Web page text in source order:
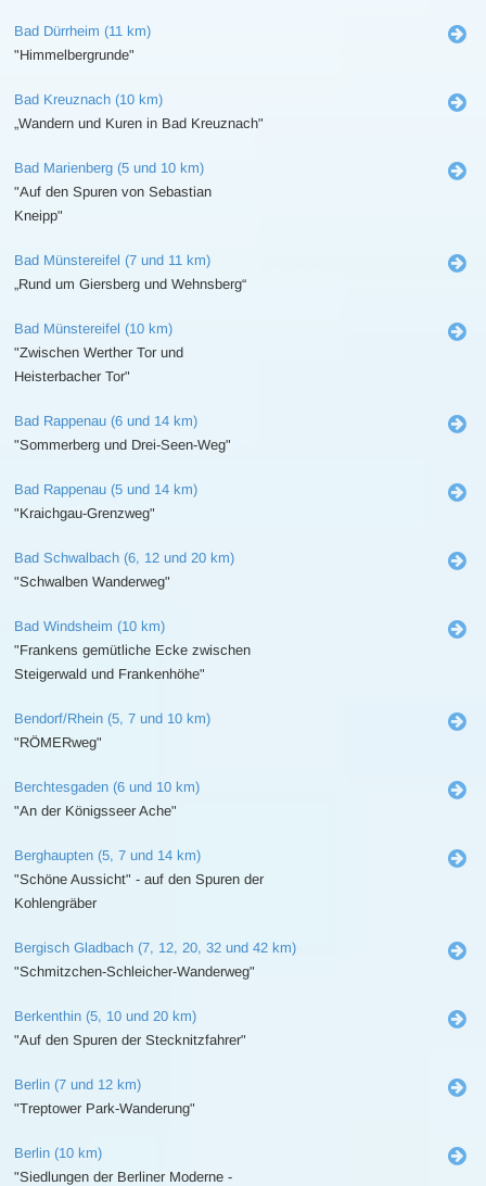
Bad Dürrheim (11 km)
"Himmelbergrunde"
Bad Kreuznach (10 km)
„Wandern und Kuren in Bad Kreuznach"
Bad Marienberg (5 und 10 km)
"Auf den Spuren von Sebastian
Kneipp"
Bad Münstereifel (7 und 11 km)
„Rund um Giersberg und Wehnsberg“
Bad Münstereifel (10 km)
"Zwischen Werther Tor und
Heisterbacher Tor"
Bad Rappenau (6 und 14 km)
"Sommerberg und Drei-Seen-Weg"
Bad Rappenau (5 und 14 km)
"Kraichgau-Grenzweg"
Bad Schwalbach (6, 12 und 20 km)
"Schwalben Wanderweg"
Bad Windsheim (10 km)
"Frankens gemütliche Ecke zwischen
Steigerwald und Frankenhöhe"
Bendorf/Rhein (5, 7 und 10 km)
"RÖMERweg"
Berchtesgaden (6 und 10 km)
"An der Königsseer Ache"
Berghaupten (5, 7 und 14 km)
"Schöne Aussicht" - auf den Spuren der
Kohlengräber
Bergisch Gladbach (7, 12, 20, 32 und 42 km)
"Schmitzchen-Schleicher-Wanderweg"
Berkenthin (5, 10 und 20 km)
"Auf den Spuren der Stecknitzfahrer"
Berlin (7 und 12 km)
"Treptower Park-Wanderung"
Berlin (10 km)
"Siedlungen der Berliner Moderne -